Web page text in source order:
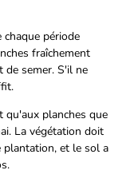
chaque période
fraîchement
de semer. S'il ne
qu'aux planches que
La végétation doit
plantation, et le sol a